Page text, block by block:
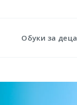
Обуки за деца